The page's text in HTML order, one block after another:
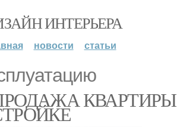
ИНТЕРЬЕРА
новости статьи
КВАРТИРЫ